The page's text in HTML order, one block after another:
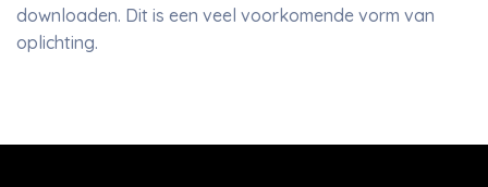
downloaden. Dit is een veel voorkomende vorm van
oplichting.